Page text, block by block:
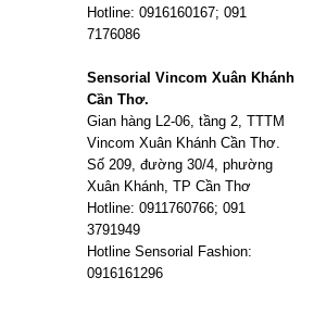
Hotline: 0916160167; 091
7176086
Sensorial Vincom Xuân Khánh
Cần Thơ.
Gian hàng L2-06, tầng 2, TTTM
Vincom Xuân Khánh Cần Thơ.
Số 209, đường 30/4, phường
Xuân Khánh, TP Cần Thơ
Hotline: 0911760766; 091
3791949
Hotline Sensorial Fashion:
0916161296